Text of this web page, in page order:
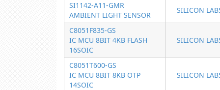
SI1142-A11-GMR
AMBIENT LIGHT SENSOR
SILICON
C8051F835-GS
IC MCU 8BIT 4KB FLASH
16SOIC
SILICON
C8051T600-GS
IC MCU 8BIT 8KB OTP
14SOIC
SILICON